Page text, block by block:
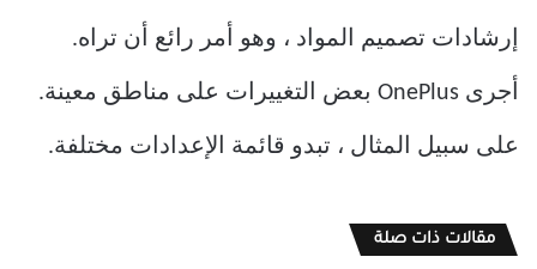
إرشادات تصميم المواد ، وهو أمر رائع أن تراه.
أجرى OnePlus بعض التغييرات على مناطق معينة.
على سبيل المثال ، تبدو قائمة الإعدادات مختلفة.
مقالات ذات صلة